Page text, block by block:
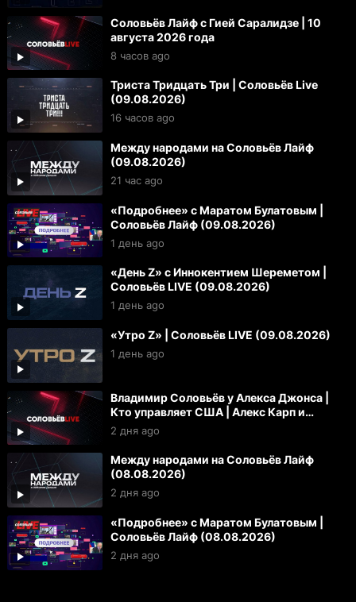
Соловьёв Лайф с Гией Саралидзе | 10
августа 2026 года
8 часов ago
Триста Тридцать Три | Соловьёв Live
(09.08.2026)
16 часов ago
Между народами на Соловьёв Лайф
(09.08.2026)
21 час ago
«Подробнее» с Маратом Булатовым |
Соловьёв Лайф (09.08.2026)
1 день ago
«День Z» с Иннокентием Шереметом |
Соловьёв LIVE (09.08.2026)
1 день ago
«Утро Z» | Соловьёв LIVE (09.08.2026)
1 день ago
Владимир Соловьёв у Алекса Джонса |
Кто управляет США | Алекс Карп и
«технофашисты»
2 дня ago
Между народами на Соловьёв Лайф
(08.08.2026)
2 дня ago
«Подробнее» с Маратом Булатовым |
Соловьёв Лайф (08.08.2026)
2 дня ago